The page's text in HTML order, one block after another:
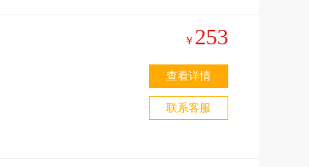
￥ 253
查看详情
联系客服